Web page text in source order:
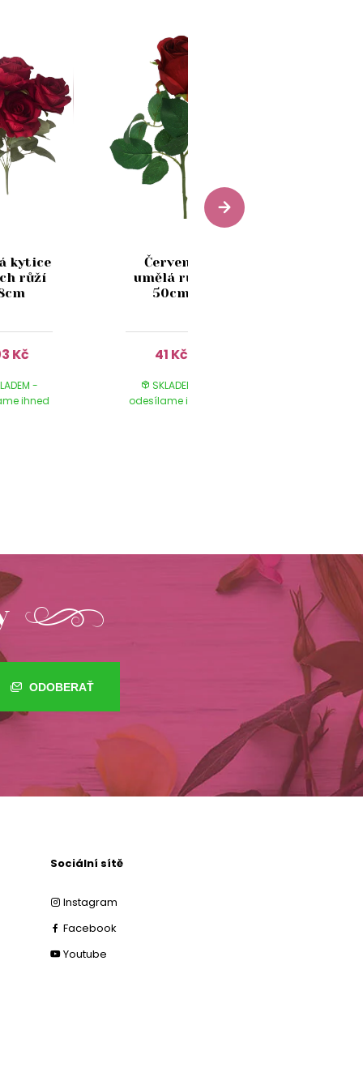
kytice
růží
Kč
-
ihned
Červená
umělá růže
50cm
41 Kč
SKLADEM -
odesílame ihned
ODOBERAŤ
Sociální sítě
Instagram
Facebook
Youtube